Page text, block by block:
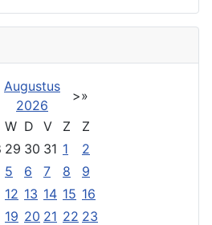
Augustus
2026
>»
W D V Z
Z
29 30 31 1
2
5 6 7 8
9
12 13 14 15 16
19 20 21 22 23